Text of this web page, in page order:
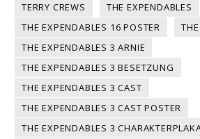
TERRY CREWS
THE EXPENDABLES
THE EXPENDABLES 16 POSTER
THE EXPENDABLES 3 ARNIE
THE EXPENDABLES 3 BESETZUNG
THE EXPENDABLES 3 CAST
THE EXPENDABLES 3 CAST POSTER
THE EXPENDABLES 3